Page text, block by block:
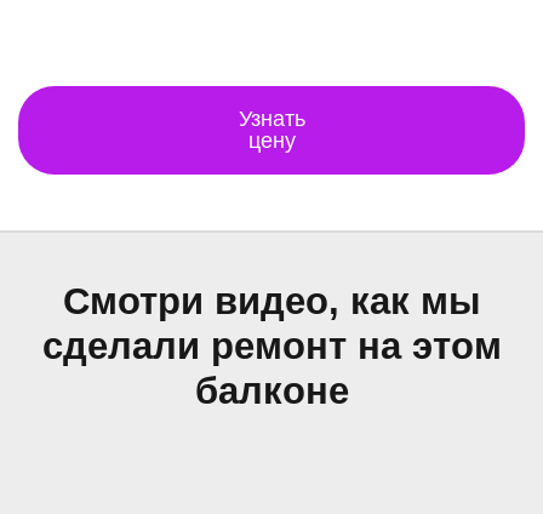
Узнать
цену
Смотри видео, как мы
сделали ремонт на этом
балконе